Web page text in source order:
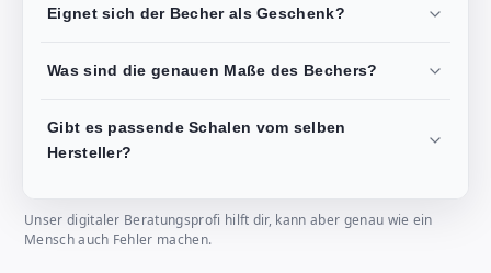
Eignet sich der Becher als Geschenk?
Was sind die genauen Maße des Bechers?
Gibt es passende Schalen vom selben
Hersteller?
Unser digitaler Beratungsprofi hilft dir, kann aber genau wie ein
Mensch auch Fehler machen.